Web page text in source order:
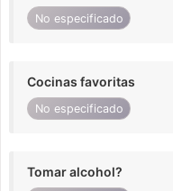
No especificado
Cocinas favoritas
No especificado
Tomar alcohol?